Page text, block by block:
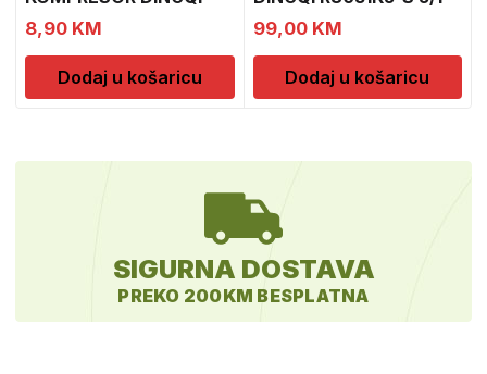
8761 3/1 121
8,90 KM
Dodaj u košaricu
12
99,00 KM
Dodaj u košaricu
SIGURNA DOSTAVA
PREKO 200KM BESPLATNA